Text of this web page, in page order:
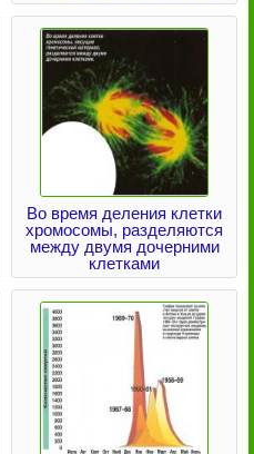
Во время деления клетки
хромосомы, разделяются
между двумя дочерними
клетками